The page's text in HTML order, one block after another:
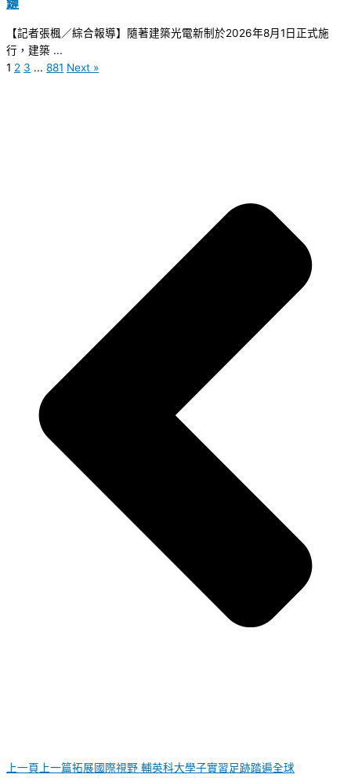
鏈
【記者張楓／綜合報導】隨著建築光電新制於2026年8月1日正式施
行，建築 ...
1 2 3 ... 881 Next »
上一頁 上一篇拓展國際視野 輔英科大學子實習足跡踏遍全球